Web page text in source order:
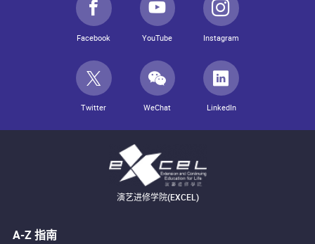
Facebook YouTube Instagram
Twitter WeChat LinkedIn
演艺进修学院(EXCEL)
A-Z 指南